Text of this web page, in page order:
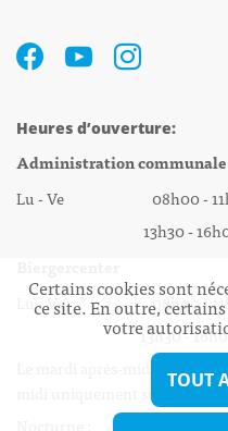
Heures d’ouverture:
Administration
Lu - Ve 08h00 -
13h30 -
Lu - Ve 08h00 -
13h30 -
Le mardi après-midi et le
midi uniquement sur Rdv.
Certains cookies sont
ce site. En outre,
votre
TOUT